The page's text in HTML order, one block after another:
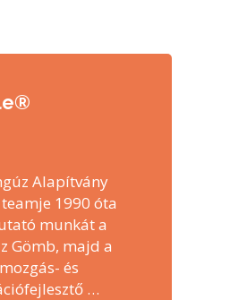
Alapítvány
1990 óta
munkát a
Gömb, majd a
és
…